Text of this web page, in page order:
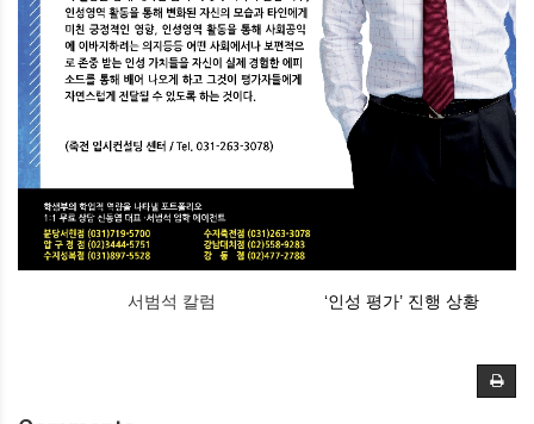
서범석 칼럼 ‘인성 평가’ 진행 상황